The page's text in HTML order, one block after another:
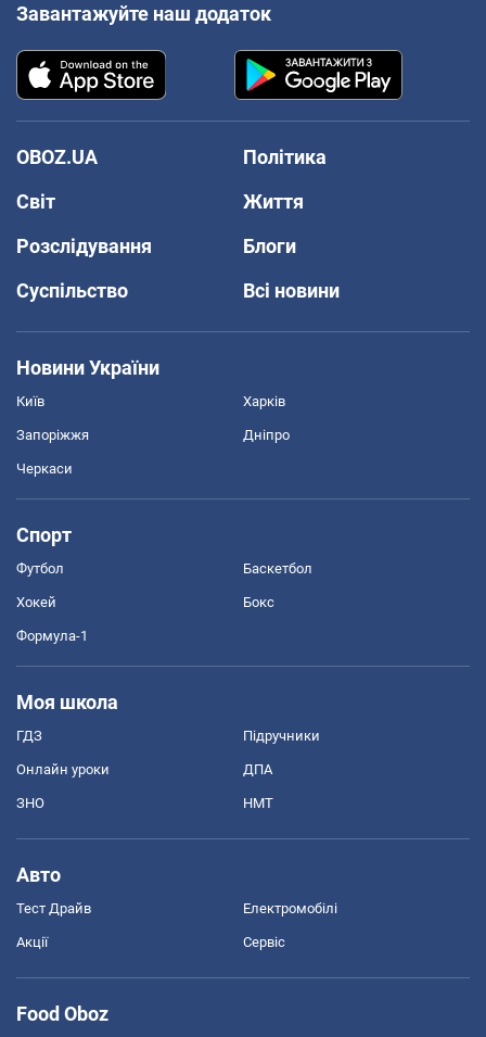
Завантажуйте наш додаток
OBOZ.UA
Політика
Світ
Життя
Розслідування
Блоги
Суспільство
Всі новини
Новини України
Київ Харків
Запоріжжя Дніпро
Черкаси
Спорт
Футбол Баскетбол
Хокей Бокс
Формула-1
Моя школа
ГДЗ Підручники
Онлайн уроки ДПА
ЗНО НМТ
Авто
Тест Драйв Електромобілі
Акції Сервіс
Food Oboz